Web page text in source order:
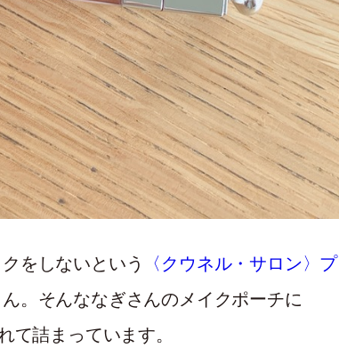
をしないという
〈クウネル・サロン〉プ
。そんななぎさんのメイクポーチに
て詰まっています。